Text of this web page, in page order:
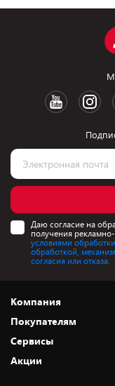
Даю согласие на
получения
условиями обработки.
обработкой,
согласия или отказа.
Компания
О нас
Адреса магазинов
Новости
Покупателям
Как сделать заказ
Оплата и доставка
Сервисы
Акции